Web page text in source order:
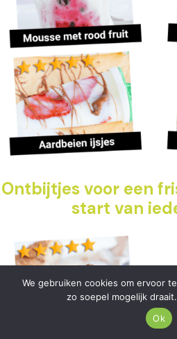
Ontbijtjes voor een
start van
We gebruiken cookies om ervoor
zo soepel mogelijk
Ok